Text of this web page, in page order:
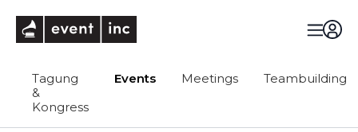
Tagung
&
Kongress
Events Meetings Teambuilding